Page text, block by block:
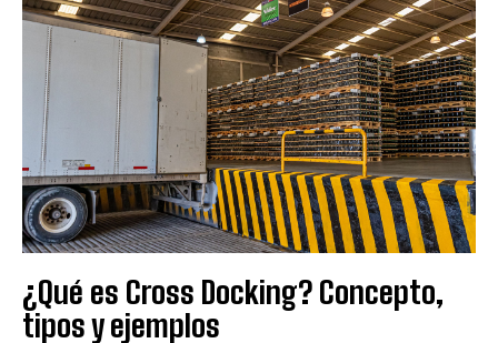
¿Qué es Cross Docking? Concepto,
tipos y ejemplos